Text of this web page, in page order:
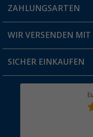
Blog
Jobs & Karriere
FAQ & Kontakt
Versandinformationen
Rücksendung
ZAHLUNGSARTEN
WIR VERSENDEN MIT
SICHER EINKAUFEN